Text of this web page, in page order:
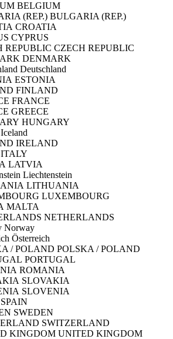
BELGIUM
BULGARIA (REP.)
CROATIA
CYPRUS
CZECH REPUBLIC
DENMARK
Deutschland
ESTONIA
FINLAND
FRANCE
GREECE
HUNGARY
Iceland
IRELAND
ITALY
LATVIA
Liechtenstein
LITHUANIA
LUXEMBOURG
MALTA
NETHERLANDS
Norway
Österreich
POLSKA / POLAND
PORTUGAL
ROMANIA
SLOVAKIA
SLOVENIA
SPAIN
SWEDEN
SWITZERLAND
UNITED KINGDOM